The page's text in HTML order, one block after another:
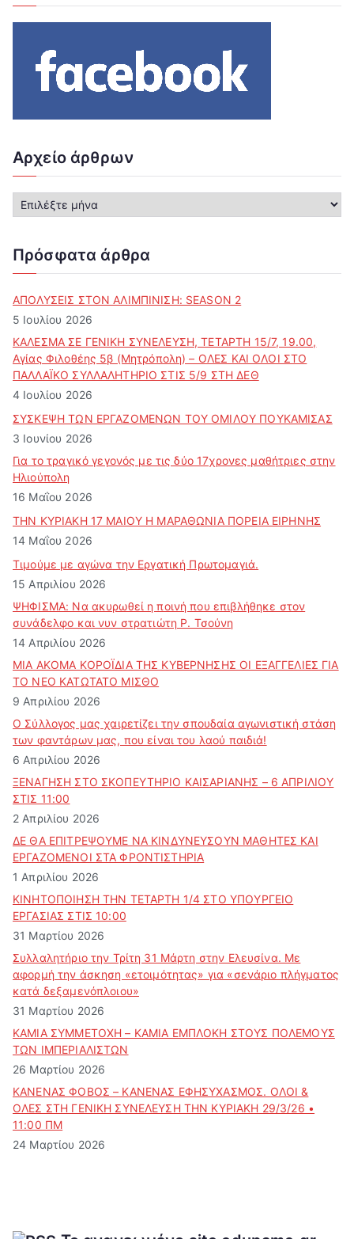
Αρχείο άρθρων
ρ
ε
ά
ρ
ρ
ω
ν
Πρόσφατα άρθρα
ΑΠΟΛΥΣΕΙΣ ΣΤΟΝ ΑΛΙΜΠΙΝΙΣΗ: SEASON 2
5 Ιουλίου 2026
ΚΑΛΕΣΜΑ ΣΕ ΓΕΝΙΚΗ ΣΥΝΕΛΕΥΣΗ, ΤΕΤΑΡΤΗ 15/7, 19.00,
Αγίας Φιλοθέης 5β (Μητρόπολη) – ΟΛΕΣ ΚΑΙ ΟΛΟΙ ΣΤΟ
ΠΑΛΛΑΪΚΟ ΣΥΛΛΑΛΗΤΗΡΙΟ ΣΤΙΣ 5/9 ΣΤΗ ΔΕΘ
4 Ιουλίου 2026
ΣΥΣΚΕΨΗ ΤΩΝ ΕΡΓΑΖΟΜΕΝΩΝ ΤΟΥ ΟΜΙΛΟΥ ΠΟΥΚΑΜΙΣΑΣ
3 Ιουνίου 2026
Για το τραγικό γεγονός με τις δύο 17χρονες μαθήτριες στην
Ηλιούπολη
16 Μαΐου 2026
ΤΗΝ ΚΥΡΙΑΚΗ 17 ΜΑΙΟΥ Η ΜΑΡΑΘΩΝΙΑ ΠΟΡΕΙΑ ΕΙΡΗΝΗΣ
14 Μαΐου 2026
Τιμούμε με αγώνα την Εργατική Πρωτομαγιά.
15 Απριλίου 2026
ΨΗΦΙΣΜΑ: Να ακυρωθεί η ποινή που επιβλήθηκε στον
συνάδελφο και νυν στρατιώτη Ρ. Τσούνη
14 Απριλίου 2026
ΜΙΑ ΑΚΟΜΑ ΚΟΡΟΪΔΙΑ ΤΗΣ ΚΥΒΕΡΝΗΣΗΣ ΟΙ ΕΞΑΓΓΕΛΙΕΣ ΓΙΑ
ΤΟ ΝΕΟ ΚΑΤΩΤΑΤΟ ΜΙΣΘΟ
9 Απριλίου 2026
Ο Σύλλογος μας χαιρετίζει την σπουδαία αγωνιστική στάση
των φαντάρων μας, που είναι του λαού παιδιά!
6 Απριλίου 2026
ΞΕΝΑΓΗΣΗ ΣΤΟ ΣΚΟΠΕΥΤΗΡΙΟ ΚΑΙΣΑΡΙΑΝΗΣ – 6 ΑΠΡΙΛΙΟΥ
ΣΤΙΣ 11:00
2 Απριλίου 2026
ΔΕ ΘΑ ΕΠΙΤΡΕΨΟΥΜΕ ΝΑ ΚΙΝΔΥΝΕΥΣOYN ΜΑΘΗΤΕΣ ΚΑΙ
ΕΡΓΑΖΟΜΕΝΟΙ ΣΤΑ ΦΡΟΝΤΙΣΤΗΡΙΑ
1 Απριλίου 2026
ΚΙΝΗΤΟΠΟΙΗΣΗ ΤΗΝ ΤΕΤΑΡΤΗ 1/4 ΣΤΟ ΥΠΟΥΡΓΕΙΟ
ΕΡΓΑΣΙΑΣ ΣΤΙΣ 10:00
31 Μαρτίου 2026
Συλλαλητήριο την Τρίτη 31 Μάρτη στην Ελευσίνα. Με
αφορμή την άσκηση «ετοιμότητας» για «σενάριο πλήγματος
κατά δεξαμενόπλοιου»
31 Μαρτίου 2026
ΚΑΜΙΑ ΣΥΜΜΕΤΟΧΗ – ΚΑΜΙΑ ΕΜΠΛΟΚΗ ΣΤΟΥΣ ΠΟΛΕΜΟΥΣ
ΤΩΝ ΙΜΠΕΡΙΑΛΙΣΤΩΝ
26 Μαρτίου 2026
ΚΑΝΕΝΑΣ ΦΟΒΟΣ – ΚΑΝΕΝΑΣ ΕΦΗΣΥΧΑΣΜΟΣ. ΟΛΟΙ &
ΟΛΕΣ ΣΤΗ ΓΕΝΙΚΗ ΣΥΝΕΛΕΥΣΗ ΤΗΝ ΚΥΡΙΑΚΗ 29/3/26 •
11:00 ΠΜ
24 Μαρτίου 2026